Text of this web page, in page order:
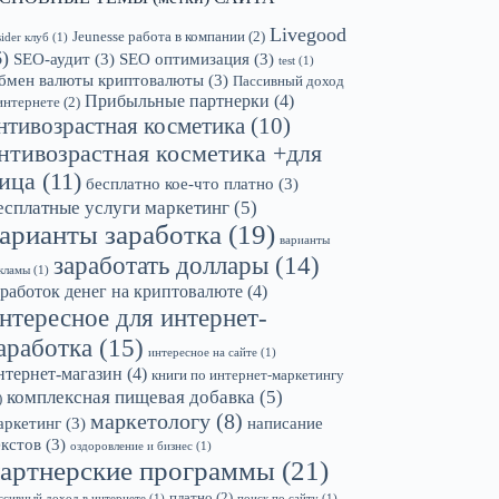
клуб (1) Jeunesse работа в компании (2) Livegood
SEO-аудит (3) SEO оптимизация (3) test (1)
валюты криптовалюты (3) Пассивный доход
(2) Прибыльные партнерки (4)
косметика (10)
косметика +для
(11) бесплатно кое-что платно (3)
услуги маркетинг (5)
заработка (19) варианты
(1) заработать доллары (14)
денег на криптовалюте (4)
для интернет-
(15) интересное на сайте (1)
магазин (4) книги по интернет-маркетингу
комплексная пищевая добавка (5)
(3) маркетологу (8) написание
(3) оздоровление и бизнес (1)
программы (21)